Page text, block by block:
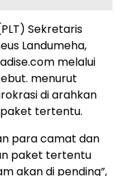
Sekretaris
Landumeha,
melalui
menurut
di arahkan
tertentu.
para camat dan
paket tertentu
akan di pending”,